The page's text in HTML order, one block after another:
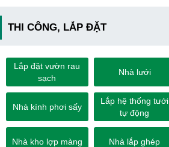
THI CÔNG, LẮP ĐẶT
Lắp đặt vườn rau
sạch
Nhà lưới
Nhà kính phơi sấy
Lắp hệ thống tưới
tự động
Nhà kho lợp màng Nhà lắp ghép